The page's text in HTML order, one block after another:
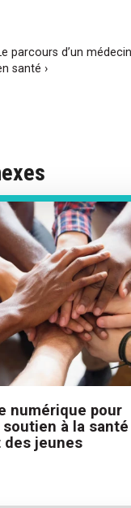
parcours d’un
santé ›
numérique pour
à la
des jeunes